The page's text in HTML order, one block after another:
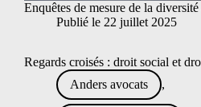
Enquêtes de mesure de la
Publié le 22 juillet 2025
Regards croisés : droit social et
Anders avocats
,